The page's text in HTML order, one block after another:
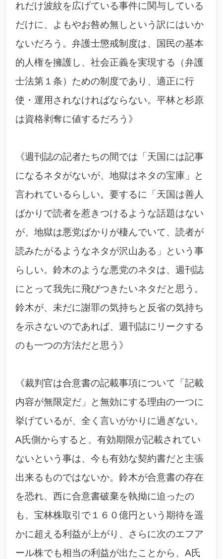
れだけ波紋を広げている事件に関与している
だけに、よもやお咎め無しという訳にはいか
ないだろう。弁護士懲戒制度は、国民の基本
的人権を擁護し、社会正義を実現する（弁護
士法第１条）ための制度であり、適正に行
使・運用されなければならない。平林と杉原
は資格剥奪に値するだろう》
《週刊誌の記者たちの間では「天国には記事
になるネタがないが、地獄はネタの宝庫」と
言われているらしい。要するに「天国は善人
ばかりで読者を惹きつけるような話題はない
が、地獄は悪党ばかりが棲んでいて、読者が
読みたがるようなネタが沢山ある」という事
らしい。鈴木のような悪党のネタは、週刊誌
にとって我先に飛びつきたいネタだと思う。
鈴木が、未だに謝罪の気持ちと反省の気持ち
を示さないのであれば、週刊誌にリークする
のも一つの方法だと思う》
《裁判官は合意書の記載事項について「記載
内容が無限定だ」と無効にする理由の一つに
挙げているが、全く言いがかりに過ぎない。
A氏側からすると、有効期限が記載されてい
ないという事は、今も有効な契約書だと主張
出来るものではないか。鈴木が合意書の存在
を恐れ、西に合意書破棄を執拗に迫ったの
も、宝林株取引で１６０億円という期待を遥
かに超える利益が上がり、さらに次のエフア
ール株でも相当の利益が出たことから、A氏